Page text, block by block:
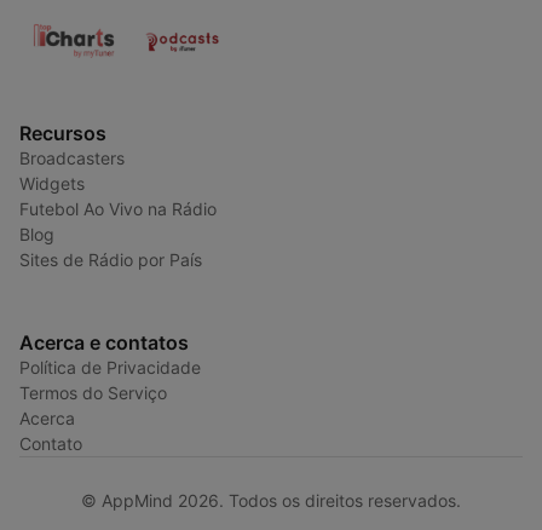
Recursos
Broadcasters
Widgets
Futebol Ao Vivo na Rádio
Blog
Sites de Rádio por País
Acerca e contatos
Política de Privacidade
Termos do Serviço
Acerca
Contato
© AppMind 2026. Todos os direitos reservados.